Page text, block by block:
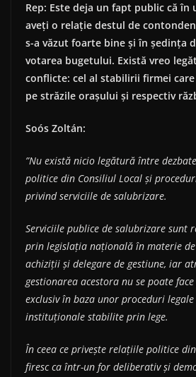
Rep: Este deja un fapt public că în
aveți o relație destul de
s-a văzut foarte bine și în ședința
votarea bugetului. Există vreo
conflicte: cel al stabilirii firmei
pe străzile orașului și respectiv
Soós Zoltán:
”Nu există nicio legătură între
politice din Consiliul Local și
privind serviciile de salubrizare.
Serviciile publice de salubrizare sunt
prin legislația națională în materie
achiziții și delegare de gestiune, iar
gestionarea acestora nu se poate
exclusiv în baza unor proceduri
instituționale stabilite prin lege.
În ceea ce privește relațiile politice
firesc ca într-un for deliberativ și